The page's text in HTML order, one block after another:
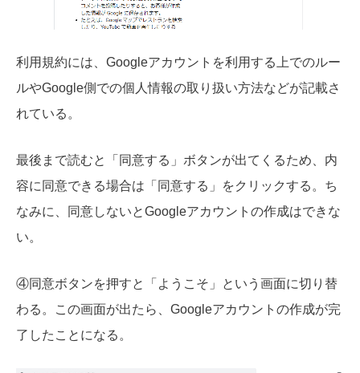
利用規約には、Googleアカウントを利用する上でのルー
ルやGoogle側での個人情報の取り扱い方法などが記載さ
れている。
最後まで読むと「同意する」ボタンが出てくるため、内
容に同意できる場合は「同意する」をクリックする。ち
なみに、同意しないとGoogleアカウントの作成はできな
い。
④同意ボタンを押すと「ようこそ」という画面に切り替
わる。この画面が出たら、Googleアカウントの作成が完
了したことになる。